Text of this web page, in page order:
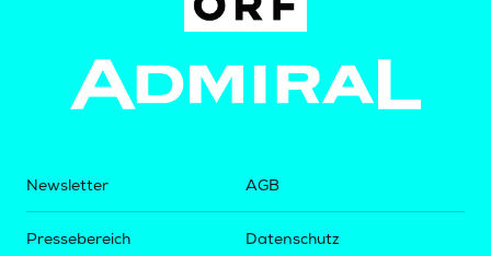
Newsletter
Pressebereich
AGB
Datenschutz